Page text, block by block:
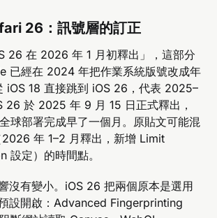
26：訊號層的訂正
26 在 2026 年 1 月初釋出」，這部分
已經在 2024 年把作業系統版號改成年
iOS 18 直接跳到 iOS 26，代表 2025–
26 於 2025 年 9 月 15 日正式釋出，
球部署完成早了一個月。原貼文可能混
年 1–2 月釋出，新增 Limit
設定）的時間點。
沒有變小。iOS 26 把兩個原本是選用
設開啟：Advanced Fingerprinting